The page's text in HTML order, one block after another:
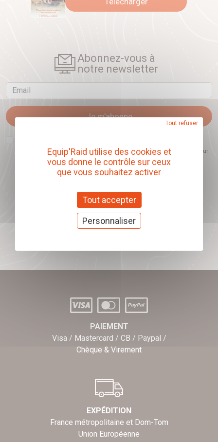
Abonnez-vous à
notre newsletter
Email
Je m'abonne
proposés. Ce choix est modifiable à tout moment et reste sans incidence sur
mon inscription.
Offrez nos chèques
cadeaux
PAIEMENT
Visa / Mastercard / CB / Paypal /
Chèque & Virement
EXPÉDITION
France métropolitaine et Dom-Tom
Union Européenne
Equip'Raid utilise des cookies et
vous donne le contrôle sur ceux
que vous souhaitez activer
Tout accepter
Tout refuser
Personnaliser